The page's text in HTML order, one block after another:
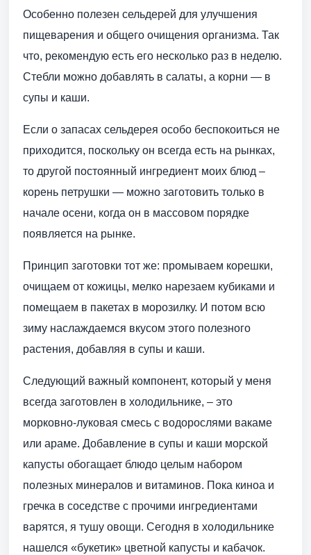
Особенно полезен сельдерей для улучшения
пищеварения и общего очищения организма. Так
что, рекомендую есть его несколько раз в неделю.
Стебли можно добавлять в салаты, а корни — в
супы и каши.
Если о запасах сельдерея особо беспокоиться не
приходится, поскольку он всегда есть на рынках,
то другой постоянный ингредиент моих блюд –
корень петрушки — можно заготовить только в
начале осени, когда он в массовом порядке
появляется на рынке.
Принцип заготовки тот же: промываем корешки,
очищаем от кожицы, мелко нарезаем кубиками и
помещаем в пакетах в морозилку. И потом всю
зиму наслаждаемся вкусом этого полезного
растения, добавляя в супы и каши.
Следующий важный компонент, который у меня
всегда заготовлен в холодильнике, – это
морковно-луковая смесь с водорослями вакаме
или араме. Добавление в супы и каши морской
капусты обогащает блюдо целым набором
полезных минералов и витаминов. Пока киноа и
гречка в соседстве с прочими ингредиентами
варятся, я тушу овощи. Сегодня в холодильнике
нашелся «букетик» цветной капусты и кабачок.